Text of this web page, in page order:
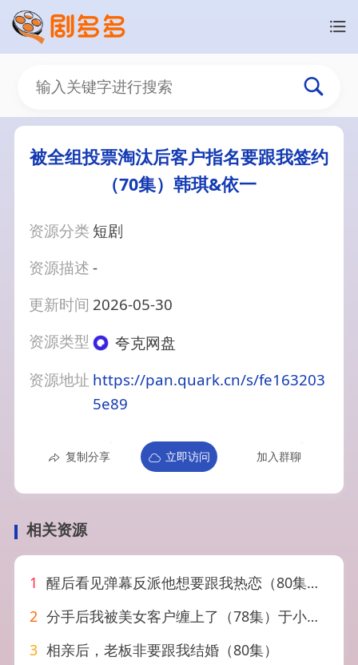
被全组投票淘汰后客户指名要跟我签约
（70集）韩琪&依一
资源分类 短剧
资源描述-
更新时间 2026-05-30
资源类型
夸克网盘
资源地址 https://pan.quark.cn/s/fe163203
5e89
复制分享 立即访问 加入群聊
相关资源
1 醒后看见弹幕反派他想要跟我热恋（80集）王文君&郭祥
2 分手后我被美女客户缠上了（78集）于小宙&张翊轩
3 相亲后，老板非要跟我结婚（80集）